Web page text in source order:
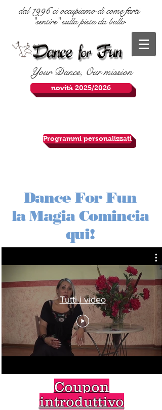
dal 1996 ci occupiamo di come farti
"sentire" sulla pista da ballo
Your Dance, Our mission
novità 2025/2026
Programmi personalizzati
Dance For Fun
la Magia Comincia
qui!
Tutti i video
Coupon
introduttivo